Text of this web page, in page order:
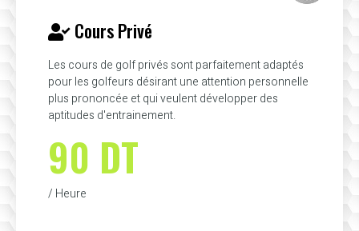
Cours Privé
Les cours de golf privés sont parfaitement adaptés
pour les golfeurs désirant une attention personnelle
plus prononcée et qui veulent développer des
aptitudes d'entrainement.
90 DT
/ Heure